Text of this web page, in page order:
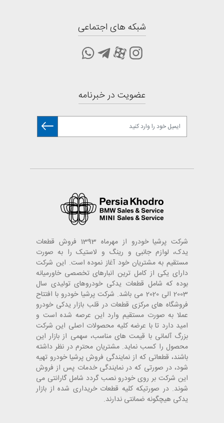
شبکه های اجتماعی
عضویت در خبرنامه
شرکت پرشیا خودرو از مهرماه 1393 فروش قطعات
یدک، لوازم جانبی و رینگ و لاستیک را به صورت
مستقیم به مشتریان خود آغاز نموده است. این شرکت
دارای یکی از کامل ترین انبارهای تخصصی خاورمیانه
بوده که شامل قطعات یدکی خودروهای تولیدی سال
2003 الی 2020 می باشد. شرکت پرشیا خودرو با افتتاح
فروشگاه های مرکزی قطعات در قلب بازار یدکی خودرو
عملا به صورت مستقیم وارد این عرصه شده است و
امید دارد تا با عرضه کلیه محصولات اصلی این شرکت
بزرگ آلمانی با قیمت های مناسب، سهمی از بازار این
محصول را کسب نماید. مشتریان محترم در نظر داشته
باشند، قطعاتی که از نمایندگی فروش پرشیا خودرو تهیه
شود، در صورتی که در نمایندگی خدمات پس از فروش
این شرکت بر روی خودرو نصب گردد شامل گارانتی می
شوند. در صورتیکه کلیه قطعات خریداری شده از بازار
یدکی هیچگونه ضمانتی ندارند.